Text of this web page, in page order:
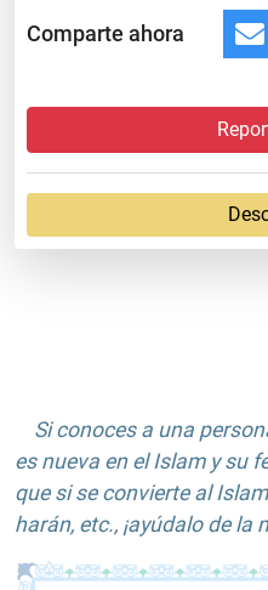
Comparte ahora
Si conoces a una
es nueva en el Islam y su
que si se convierte al
harán, etc., ¡ayúdalo de la